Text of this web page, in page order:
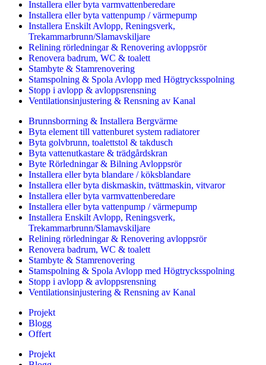
Installera eller byta varmvattenberedare
Installera eller byta vattenpump / värmepump
Installera Enskilt Avlopp, Reningsverk,
Trekammarbrunn/Slamavskiljare
Relining rörledningar & Renovering avloppsrör
Renovera badrum, WC & toalett
Stambyte & Stamrenovering
Stamspolning & Spola Avlopp med Högtrycksspolning
Stopp i avlopp & avloppsrensning
Ventilationsinjustering & Rensning av Kanal
Brunnsborrning & Installera Bergvärme
Byta element till vattenburet system radiatorer
Byta golvbrunn, toalettstol & takdusch
Byta vattenutkastare & trädgårdskran
Byte Rörledningar & Bilning Avloppsrör
Installera eller byta blandare / köksblandare
Installera eller byta diskmaskin, tvättmaskin, vitvaror
Installera eller byta varmvattenberedare
Installera eller byta vattenpump / värmepump
Installera Enskilt Avlopp, Reningsverk,
Trekammarbrunn/Slamavskiljare
Relining rörledningar & Renovering avloppsrör
Renovera badrum, WC & toalett
Stambyte & Stamrenovering
Stamspolning & Spola Avlopp med Högtrycksspolning
Stopp i avlopp & avloppsrensning
Ventilationsinjustering & Rensning av Kanal
Projekt
Blogg
Offert
Projekt